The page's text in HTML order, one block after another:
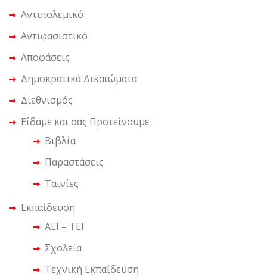
Αντιπολεμικό
Αντιφασιστικό
Αποφάσεις
Δημοκρατικά Δικαιώματα
Διεθνισμός
Είδαμε και σας Προτείνουμε
Βιβλία
Παραστάσεις
Ταινίες
Εκπαίδευση
ΑΕΙ – ΤΕΙ
Σχολεία
Τεχνική Εκπαίδευση